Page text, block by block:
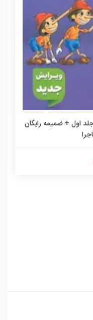
اول + ضمیمه رایگان